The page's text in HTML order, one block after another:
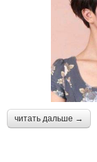
читать дальше →